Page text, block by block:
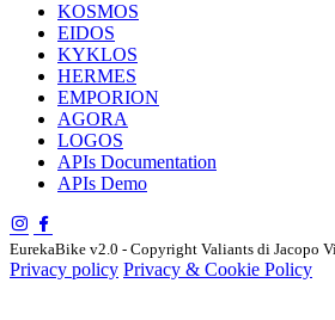
KOSMOS
EIDOS
KYKLOS
HERMES
EMPORION
AGORA
LOGOS
APIs Documentation
APIs Demo
EurekaBike v2.0 - Copyright Valiants di Jacopo
Privacy policy Privacy & Cookie Policy